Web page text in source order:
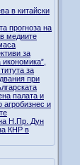
в китайски
прогноза на
медиите
за
за
при
палата и
и
Н.Пр. Дун
КНР в